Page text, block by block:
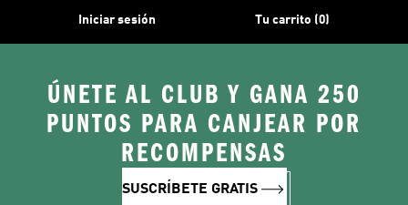
Iniciar sesión Tu carrito (0)
ÚNETE AL CLUB Y GANA 250
PUNTOS PARA CANJEAR POR
RECOMPENSAS
SUSCRÍBETE GRATIS